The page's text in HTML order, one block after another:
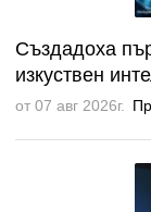
Създадоха
изкуствен
от 07 авг 2026г.